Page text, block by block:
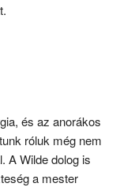
és az anorákos
róluk még nem
A Wilde dolog is
a mester